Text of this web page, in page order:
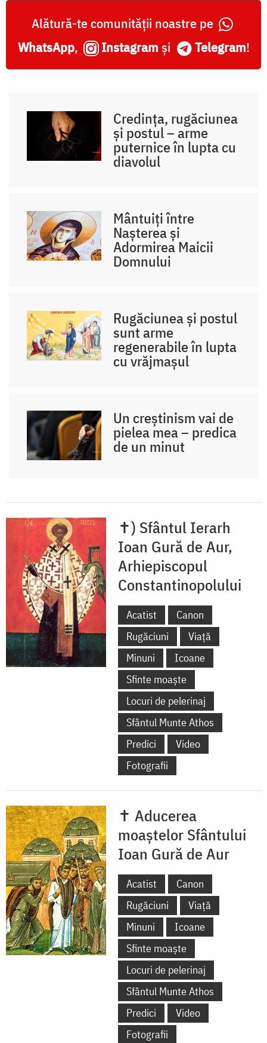
Alătură-te comunității noastre pe
WhatsApp, Instagram și Telegram!
Credința, rugăciunea
și postul – arme
puternice în lupta cu
diavolul
Mântuiți între
Nașterea și
Adormirea Maicii
Domnului
Rugăciunea și postul
sunt arme
regenerabile în lupta
cu vrăjmașul
Un creștinism vai de
pielea mea – predica
de un minut
✝) Sfântul Ierarh
Ioan Gură de Aur,
Arhiepiscopul
Constantinopolului
Acatist
Canon
Rugăciuni
Viață
Minuni
Icoane
Sfinte moaște
Locuri de pelerinaj
Sfântul Munte Athos
Predici
Video
Fotografii
✝ Aducerea
moaștelor Sfântului
Ioan Gură de Aur
Acatist
Canon
Rugăciuni
Viață
Minuni
Icoane
Sfinte moaște
Locuri de pelerinaj
Sfântul Munte Athos
Predici
Video
Fotografii